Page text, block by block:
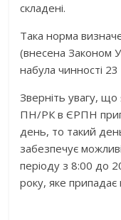
складені.
Така норма
(внесена Законом
набула чинності
Зверніть увагу,
ПН/РК в ЄРПН
день, то такий
забезпечує
періоду з 8:00 до
року, яке